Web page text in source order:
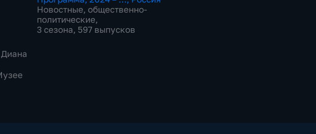
Новостные, общественно-
политические,
3 сезона, 597 выпусков